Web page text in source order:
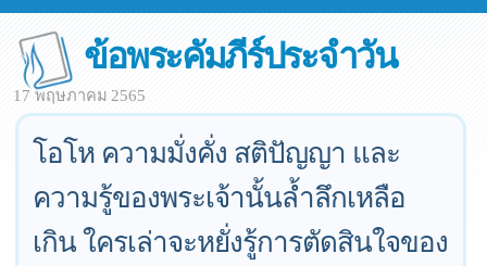
ข้อพระคัมภีร์ประจำวัน
17 พฤษภาคม 2565
โอโห ความมั่งคั่ง สติปัญญา และ
ความรู้ของพระเจ้านั้นล้ำลึกเหลือ
เกิน ใครเล่าจะหยั่งรู้การตัดสินใจของ